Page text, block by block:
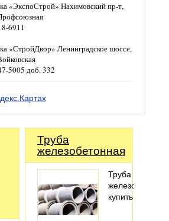
«ЭкспоСтрой» Нахимовский пр-т,
6911
«СтройДвор» Ленинградское шоссе,
5005 доб. 332
Труба
железобетонная
Труба
купить